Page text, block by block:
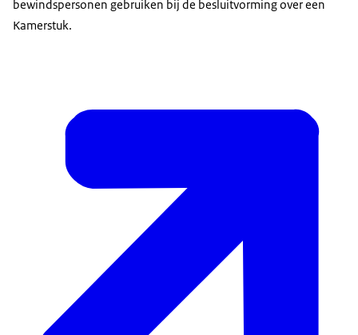
bewindspersonen gebruiken bij de besluitvorming over een
Kamerstuk.